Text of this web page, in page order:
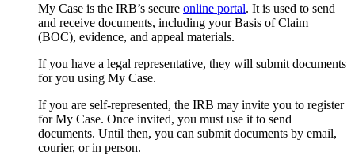
My Case is the IRB’s secure online portal. It is used to send
and receive documents, including your Basis of Claim
(BOC), evidence, and appeal materials.
If you have a legal representative, they will submit documents
for you using My Case.
If you are self-represented, the IRB may invite you to register
for My Case. Once invited, you must use it to send
documents. Until then, you can submit documents by email,
courier, or in person.